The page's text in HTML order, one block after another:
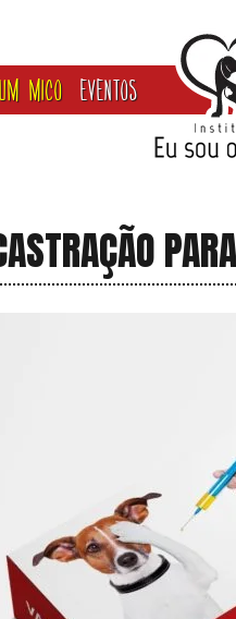
MICO EVENTOS